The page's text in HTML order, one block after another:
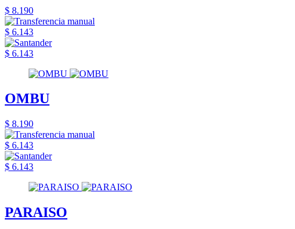
$ 8.190
$ 6.143
$ 6.143
OMBU
$ 8.190
$ 6.143
$ 6.143
PARAISO